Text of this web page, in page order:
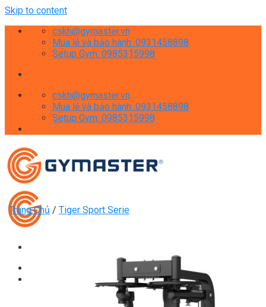
Skip to content
cskh@gymaster.vn
Mua lẻ và bảo hành: 0931458898
Setup Gym: 0985315998
cskh@gymaster.vn
Mua lẻ và bảo hành: 0931458898
Setup Gym: 0985315998
Giàn Tạ Đa Năng
Trang Chủ / Tiger Sport Serie